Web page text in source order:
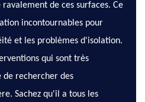
de ces surfaces. Ce
incontournables pour
et les problèmes d'isolation.
qui sont très
rechercher des
Sachez qu'il a tous les